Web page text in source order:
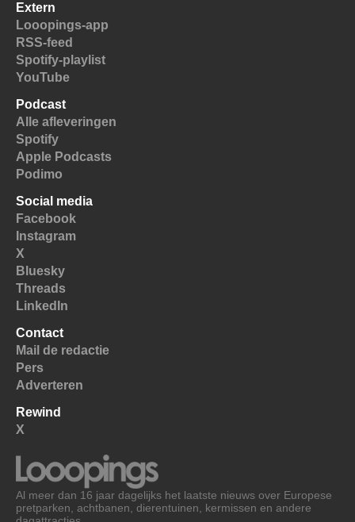
Extern
Looopings-app
RSS-feed
Spotify-playlist
YouTube
Podcast
Alle afleveringen
Spotify
Apple Podcasts
Podimo
Social media
Facebook
Instagram
X
Bluesky
Threads
LinkedIn
Contact
Mail de redactie
Pers
Adverteren
Rewind
X
Al meer dan 16 jaar dagelijks het laatste nieuws over Europese
pretparken, achtbanen, dierentuinen, kermissen en andere